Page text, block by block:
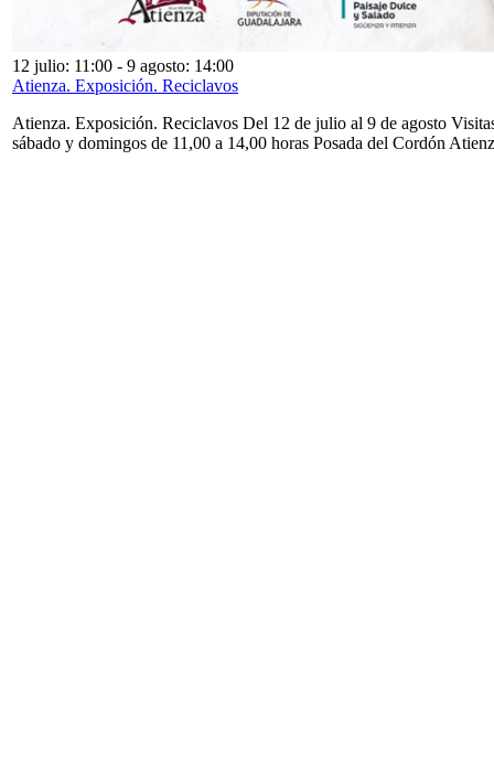
12 julio: 11:00 - 9 agosto: 14:00
Atienza. Exposición. Reciclavos
Atienza. Exposición. Reciclavos Del 12 de julio al 9 de agosto
sábado y domingos de 11,00 a 14,00 horas Posada del Cordón